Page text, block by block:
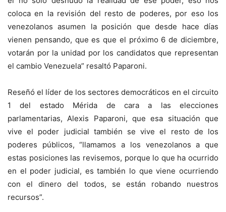
coloca en la revisión del resto de poderes, por eso los
venezolanos asumen la posición que desde hace días
vienen pensando, que es que el próximo 6 de diciembre,
votarán por la unidad por los candidatos que representan
el cambio Venezuela” resaltó Paparoni.
Reseñó el líder de los sectores democráticos en el circuito
1 del estado Mérida de cara a las elecciones
parlamentarias, Alexis Paparoni, que esa situación que
vive el poder judicial también se vive el resto de los
poderes públicos, “llamamos a los venezolanos a que
estas posiciones las revisemos, porque lo que ha ocurrido
en el poder judicial, es también lo que viene ocurriendo
con el dinero del todos, se están robando nuestros
recursos”.